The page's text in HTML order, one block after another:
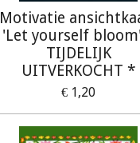
Motivatie
'Let yourself
TIJDELIJK
UITVERKOCHT *
€ 1,20